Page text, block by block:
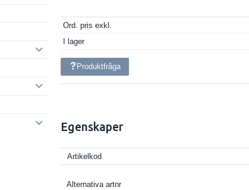
Ord. pris exkl.
I lager
Produktfråga
Egenskaper
Artikelkod
Alternativa artnr